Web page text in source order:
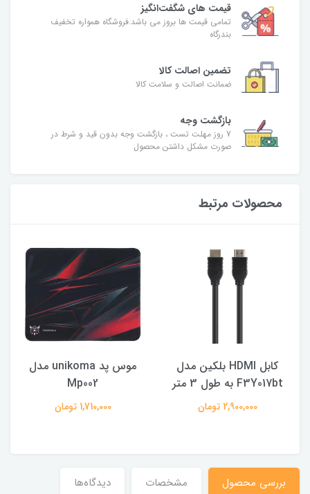
قیمت های شگفت‌انگیز
تمامی قیمت ها بروز می باشد.فروشگاه همواره تخفیف
بندرگاه
تضمین اصالت کالا
ضمانت اصالت و سلامت کالا
بازگشت وجه
7 روز مهلت تست ، بازگشت وجه بدون قید و شرط در
صورت مشکل داشتن محصول
محصولات مرتبط
کابل HDMI بلکین مدل
F3Y017bt به طول 3 متر
2,900,000 تومان
موس پد unikoma مدل
Mp002
1,710,000 تومان
بررسی محصول مشخصات دیدگاه‌ها